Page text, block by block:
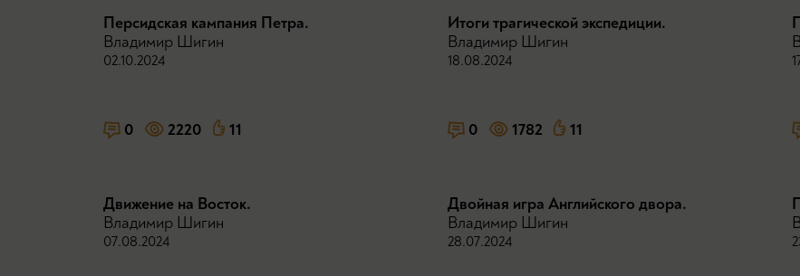
Персидская кампания Петра.
Владимир Шигин
02.10.2024
0 2220 11
Итоги трагической экспедиции.
Владимир Шигин
18.08.2024
0 1782 11
Движение на Восток.
Владимир Шигин
07.08.2024
Двойная игра Английского двора.
Владимир Шигин
28.07.2024